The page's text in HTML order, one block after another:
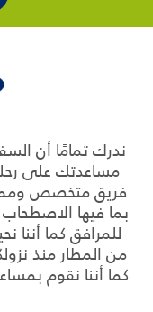
ندرك تمامًا أن
مساعدتك على
فريق متخصص
بما فيها الاصطحاب
للمرافق كما أننا
من المطار منذ
كما أننا نقوم